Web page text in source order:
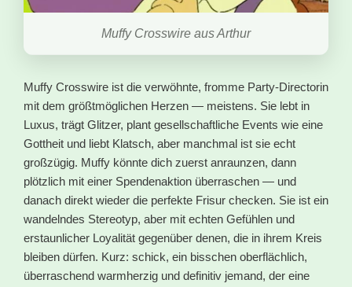
Muffy Crosswire aus Arthur
Muffy Crosswire ist die verwöhnte, fromme Party-Directorin
mit dem größtmöglichen Herzen — meistens. Sie lebt in
Luxus, trägt Glitzer, plant gesellschaftliche Events wie eine
Gottheit und liebt Klatsch, aber manchmal ist sie echt
großzügig. Muffy könnte dich zuerst anraunzen, dann
plötzlich mit einer Spendenaktion überraschen — und
danach direkt wieder die perfekte Frisur checken. Sie ist ein
wandelndes Stereotyp, aber mit echten Gefühlen und
erstaunlicher Loyalität gegenüber denen, die in ihrem Kreis
bleiben dürfen. Kurz: schick, ein bisschen oberflächlich,
überraschend warmherzig und definitiv jemand, der eine